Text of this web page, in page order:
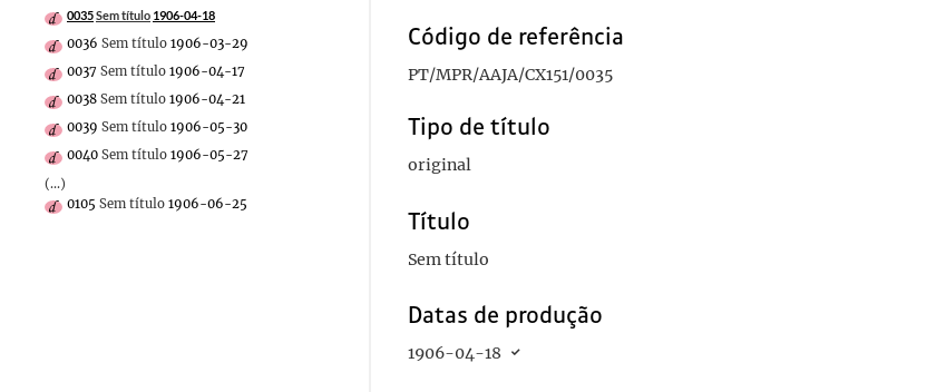
0035Sem título 1906-04-18
0036 Sem título 1906-03-29
0037 Sem título 1906-04-17
0038 Sem título 1906-04-21
0039 Sem título 1906-05-30
0040 Sem título 1906-05-27
(...)
0105 Sem título 1906-06-25
Código de referência
PT/MPR/AAJA/CX151/0035
Tipo de título
original
Título
Sem título
Datas de produção
1906-04-18